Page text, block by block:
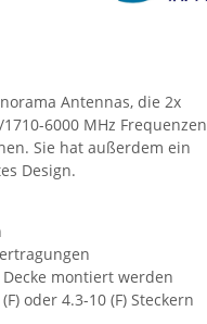
Antennas, die 2x
6000 MHz Frequenzen
Sie hat außerdem ein
Design.
montiert werden
oder 4.3-10 (F) Steckern